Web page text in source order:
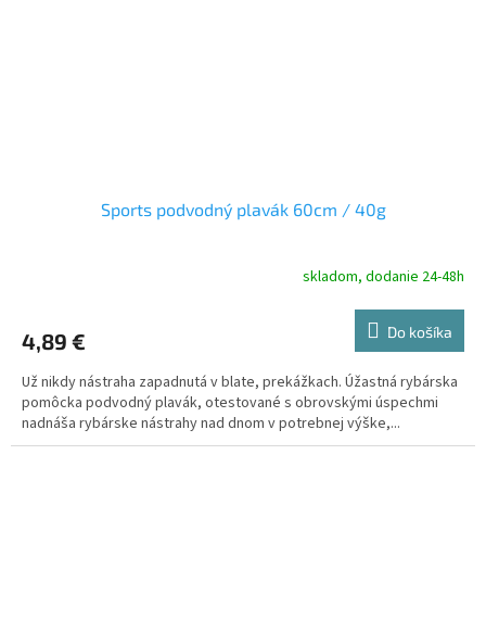
Sports podvodný plavák 60cm / 40g
skladom, dodanie 24-48h
4,89 € Do košíka
Už nikdy nástraha zapadnutá v blate, prekážkach. Úžastná rybárska
pomôcka podvodný plavák, otestované s obrovskými úspechmi
nadnáša rybárske nástrahy nad dnom v potrebnej výške,...